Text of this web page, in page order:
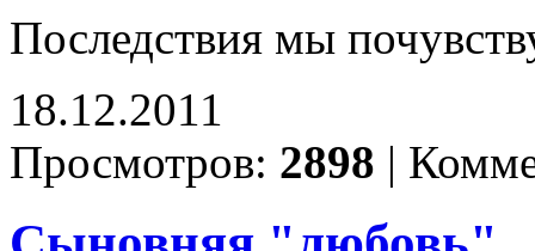
Последствия мы
18.12.2011
Просмотров: 2898 |